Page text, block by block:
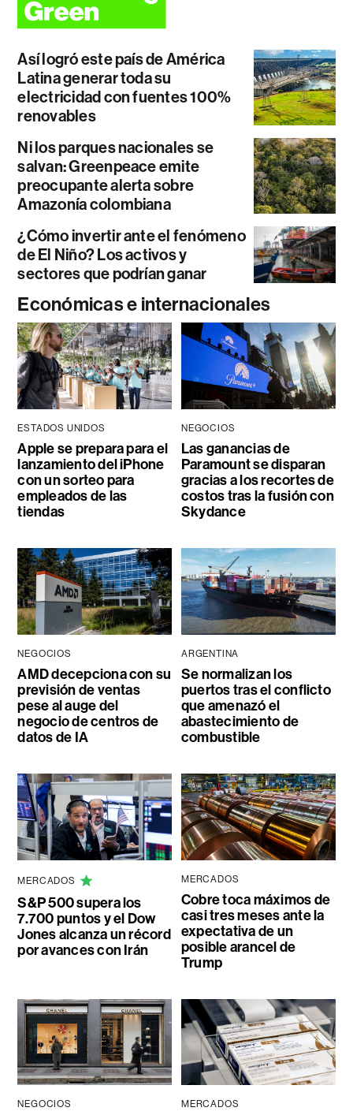
Así logró este país de América
Latina generar toda su
electricidad con fuentes 100%
renovables
Ni los parques nacionales se
salvan: Greenpeace emite
preocupante alerta sobre
Amazonía colombiana
¿Cómo invertir ante el fenómeno
de El Niño? Los activos y
sectores que podrían ganar
Económicas e internacionales
ESTADOS UNIDOS
Apple se prepara para el
lanzamiento del iPhone
con un sorteo para
empleados de las
tiendas
NEGOCIOS
Las ganancias de
Paramount se disparan
gracias a los recortes de
costos tras la fusión con
Skydance
NEGOCIOS
AMD decepciona con su
previsión de ventas
pese al auge del
negocio de centros de
datos de IA
ARGENTINA
Se normalizan los
puertos tras el conflicto
que amenazó el
abastecimiento de
combustible
MERCADOS
S&P 500 supera los
7.700 puntos y el Dow
Jones alcanza un récord
por avances con Irán
MERCADOS
Cobre toca máximos de
casi tres meses ante la
expectativa de un
posible arancel de
Trump
NEGOCIOS MERCADOS